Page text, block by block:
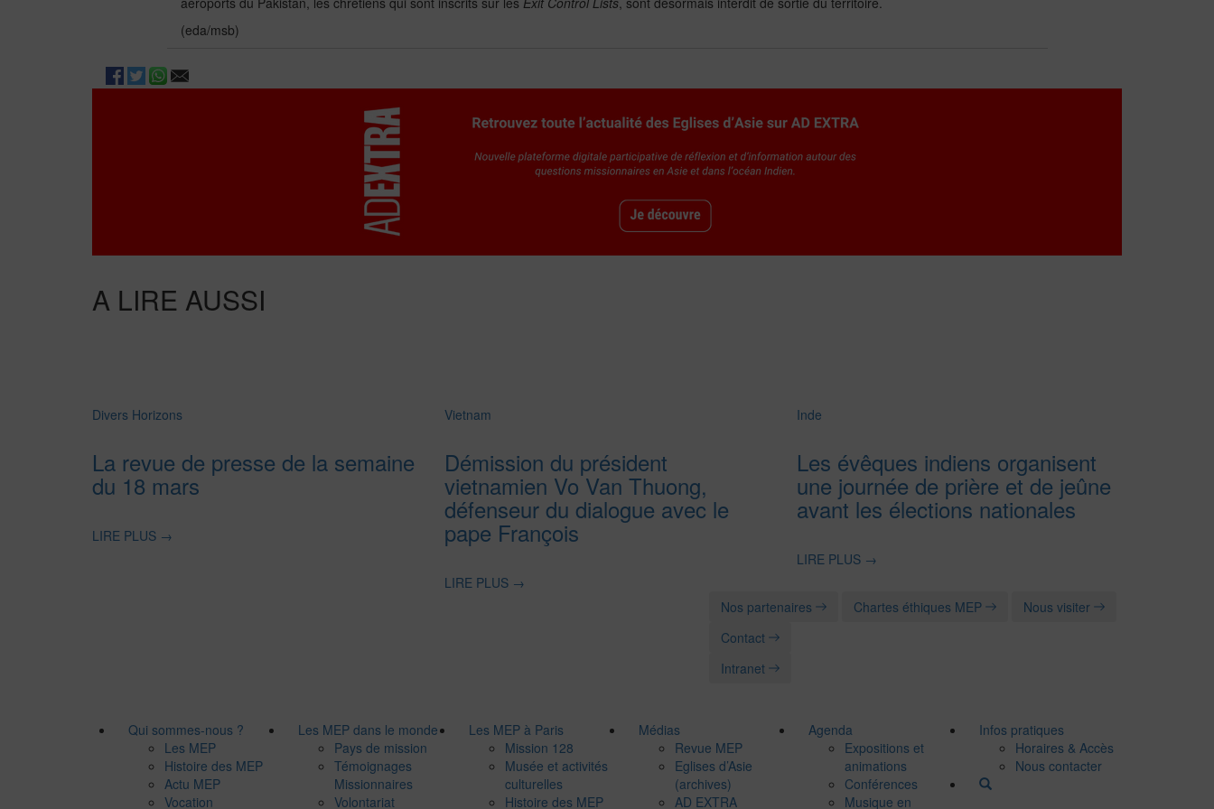
(eda/msb)
A LIRE AUSSI
Divers Horizons
La revue de presse de la semaine
du 18 mars
LIRE PLUS →
Vietnam
Démission du président
vietnamien Vo Van Thuong,
défenseur du dialogue avec le
pape François
LIRE PLUS →
Inde
Les évêques indiens organisent
une journée de prière et de jeûne
avant les élections nationales
LIRE PLUS →
Nos partenaires Chartes éthiques MEP
Nous visiter
Contact
Intranet
Qui sommes-nous ?
Les MEP
Histoire des MEP
Actu MEP
Vocation
Les MEP dans le monde
Pays de mission
Témoignages
Missionnaires
Volontariat
Les MEP à Paris
Mission 128
Musée et activités
culturelles
Histoire des MEP
Médias
Revue MEP
Eglises d’Asie
(archives)
AD EXTRA
Agenda
Expositions et
animations
Conférences
Musique en
Infos pratiques
Horaires & Accès
Nous contacter